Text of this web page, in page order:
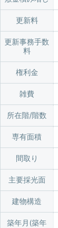
更新料
更新事務手数
料
権利金
雑費
所在階/階数
専有面積
間取り
主要採光面
建物構造
築年月(築年